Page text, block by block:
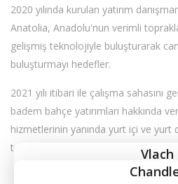
2020 yılında kurulan yatırım
Anatolia, Anadolu'nun verimli
gelişmiş teknolojiyle buluşturarak
buluşturmayı hedefler.
2021 yılı itibari ile çalışma sahasını
badem bahçe yatırımları hakkında
hizmetlerinin yanında yurt içi ve yurt
temini (satışını) da hizmetlerine dahil
Vlach
Paradox tohum seleksiyonudur.